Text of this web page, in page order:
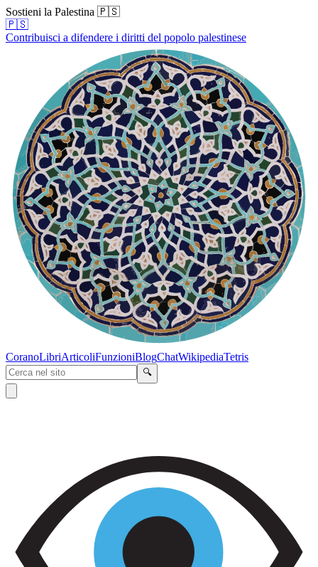
Sostieni la Palestina 🇵🇸
🇵🇸
Contribuisci a difendere i diritti del popolo palestinese
CoranoLibriArticoliFunzioniBlogChatWikipediaTetris
🔍